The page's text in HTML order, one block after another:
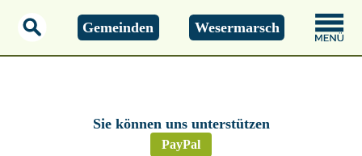
Gemeinden Wesermarsch
Sie können uns unterstützen
PayPal